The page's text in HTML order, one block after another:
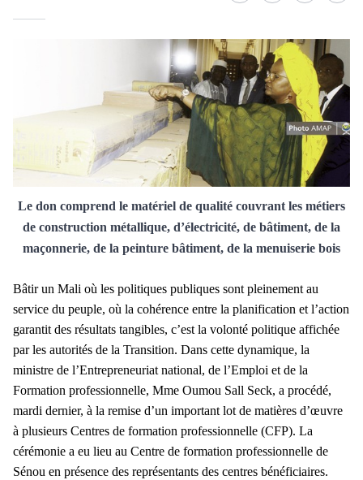
Le don comprend le matériel de qualité couvrant les métiers
de construction métallique, d’électricité, de bâtiment, de la
maçonnerie, de la peinture bâtiment, de la menuiserie bois
Bâtir un Mali où les politiques publiques sont pleinement au
service du peuple, où la cohérence entre la planification et l’action
garantit des résultats tangibles, c’est la volonté politique affichée
par les autorités de la Transition. Dans cette dynamique, la
ministre de l’Entrepreneuriat national, de l’Emploi et de la
Formation professionnelle, Mme Oumou Sall Seck, a procédé,
mardi dernier, à la remise d’un important lot de matières d’œuvre
à plusieurs Centres de formation professionnelle (CFP). La
cérémonie a eu lieu au Centre de formation professionnelle de
Sénou en présence des représentants des centres bénéficiaires.